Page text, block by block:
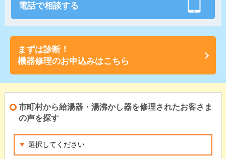
電話で相談する
まずは診断！
機器修理のお申込みはこちら
市町村から給湯器・湯沸かし器を修理されたお客さま
の声を探す